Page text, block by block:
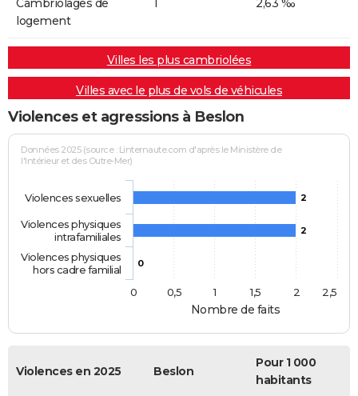
Cambriolages de
logement
1 2,63 ‰
Villes les plus cambriolées
Villes avec le plus de vols de véhicules
Violences et agressions à Beslon
Nombre de faits
Données 2025 (source : Linternaute.com d'après le Ministère de
l'Intérieur et des Outre-Mer)
2
2
0
Violences sexuelles
Violences physiques
intrafamiliales
Violences physiques
hors cadre familial
0
0,5 1 1,5 2 2,5
Violences en 2025 Beslon
Pour 1 000
habitants